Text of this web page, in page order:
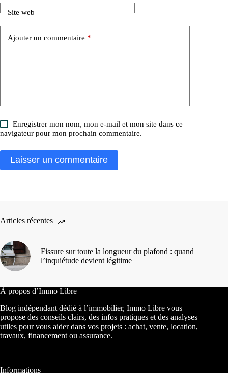
Site web
Ajouter un commentaire *
Enregistrer mon nom, mon e-mail et mon site dans ce
navigateur pour mon prochain commentaire.
Laisser un commentaire
Articles récentes
Fissure sur toute la longueur du plafond : quand
l’inquiétude devient légitime
À propos d’Immo Libre
Blog indépendant dédié à l’immobilier, Immo Libre vous
propose des conseils clairs, des infos pratiques et des analyses
utiles pour vous aider dans vos projets : achat, vente, location,
travaux, financement ou assurance.
Informations